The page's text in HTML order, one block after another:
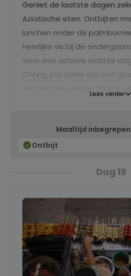
Geniet de laatste dagen
Aziatische eten. Ontbijten
lunchen onder de
heerlijke vis bij de
Voor een actieve laatste
Chang ook zeker aan het
bijzondere vogels. Voor de
kun je uiteindelijk een duik
Lees verder
Maaltijd
Ontbijt
Dag 19